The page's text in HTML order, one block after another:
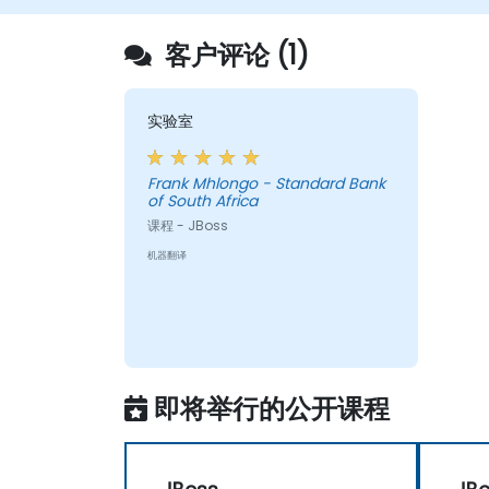
Guvnor工具进行规则开发和测试。
客户评论 (1)
实验室
Frank Mhlongo - Standard Bank
of South Africa
课程 - JBoss
机器翻译
即将举行的公开课程